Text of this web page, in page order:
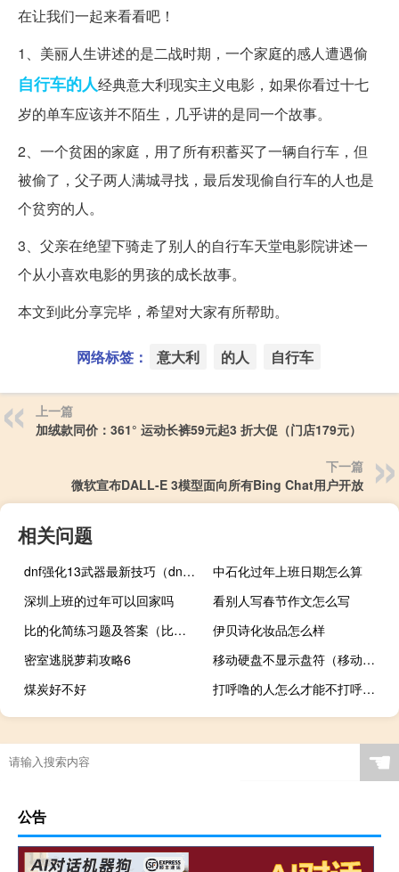
在让我们一起来看看吧！
1、美丽人生讲述的是二战时期，一个家庭的感人遭遇偷
自行车的人经典意大利现实主义电影，如果你看过十七
岁的单车应该并不陌生，几乎讲的是同一个故事。
2、一个贫困的家庭，用了所有积蓄买了一辆自行车，但
被偷了，父子两人满城寻找，最后发现偷自行车的人也是
个贫穷的人。
3、父亲在绝望下骑走了别人的自行车天堂电影院讲述一
个从小喜欢电影的男孩的成长故事。
本文到此分享完毕，希望对大家有所帮助。
网络标签： 意大利 的人 自行车
上一篇
加绒款同价：361° 运动长裤59元起3 折大促（门店179元）
下一篇
微软宣布DALL-E 3模型面向所有Bing Chat用户开放
相关问题
dnf强化13武器最新技巧（dnf如何强化武器）
中石化过年上班日期怎么算
深圳上班的过年可以回家吗
看别人写春节作文怎么写
比的化简练习题及答案（比的化简练习题）
伊贝诗化妆品怎么样
密室逃脱萝莉攻略6
移动硬盘不显示盘符（移动硬盘不显示但指示灯亮）
煤炭好不好
打呼噜的人怎么才能不打呼噜（睡觉不打呼噜的方法）
☚
公告